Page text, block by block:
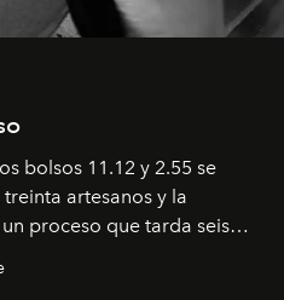
bolsos 11.12 y 2.55 se
artesanos y la
proceso que tarda seis
en práctica una técnica
la escuela de formación de